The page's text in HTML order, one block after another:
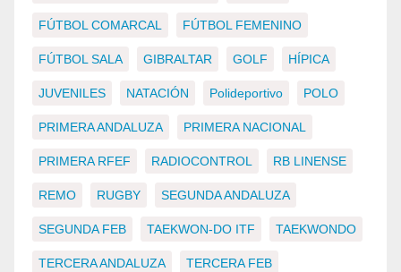
FÚTBOL COMARCAL FÚTBOL FEMENINO
FÚTBOL SALA GIBRALTAR GOLF HÍPICA
JUVENILES NATACIÓN Polideportivo POLO
PRIMERA ANDALUZA PRIMERA NACIONAL
PRIMERA RFEF RADIOCONTROL RB LINENSE
REMO RUGBY SEGUNDA ANDALUZA
SEGUNDA FEB TAEKWON-DO ITF TAEKWONDO
TERCERA ANDALUZA TERCERA FEB